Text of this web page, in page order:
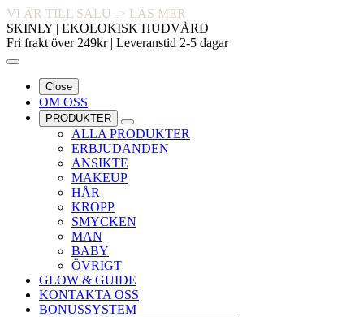
VI ÄR TILL SALU -> LÄS MER
SKINLY | EKOLOKISK HUDVÅRD
Fri frakt över 249kr | Leveranstid 2-5 dagar
Close
OM OSS
PRODUKTER
ALLA PRODUKTER
ERBJUDANDEN
ANSIKTE
MAKEUP
HÅR
KROPP
SMYCKEN
MAN
BABY
ÖVRIGT
GLOW & GUIDE
KONTAKTA OSS
BONUSSYSTEM